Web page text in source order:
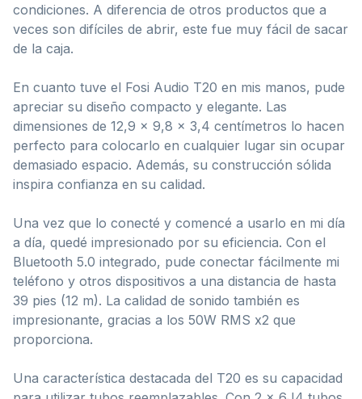
condiciones. A diferencia de otros productos que a
veces son difíciles de abrir, este fue muy fácil de sacar
de la caja.
En cuanto tuve el Fosi Audio T20 en mis manos, pude
apreciar su diseño compacto y elegante. Las
dimensiones de 12,9 x 9,8 x 3,4 centímetros lo hacen
perfecto para colocarlo en cualquier lugar sin ocupar
demasiado espacio. Además, su construcción sólida
inspira confianza en su calidad.
Una vez que lo conecté y comencé a usarlo en mi día
a día, quedé impresionado por su eficiencia. Con el
Bluetooth 5.0 integrado, pude conectar fácilmente mi
teléfono y otros dispositivos a una distancia de hasta
39 pies (12 m). La calidad de sonido también es
impresionante, gracias a los 50W RMS x2 que
proporciona.
Una característica destacada del T20 es su capacidad